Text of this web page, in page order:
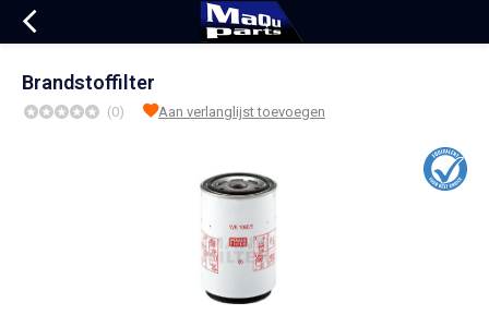
Brandstoffilter
(0) Aan verlanglijst toevoegen